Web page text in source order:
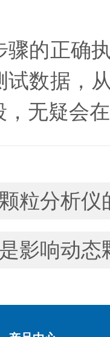
正确执
试数据，
无疑会
粒分析
影响动态